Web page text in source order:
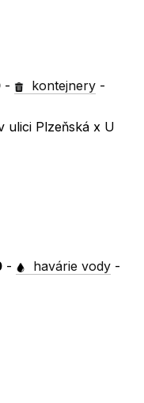
- kontejnery -
ulici Plzeňská x U
- havárie vody -